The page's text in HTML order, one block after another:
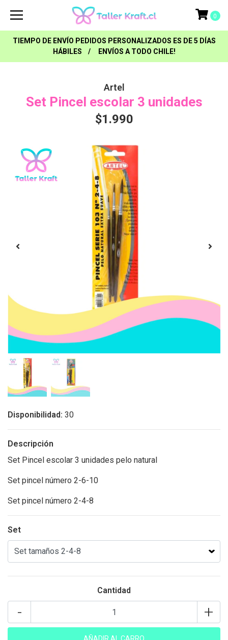
TIEMPO DE ENVÍO PEDIDOS PERSONALIZADOS ES DE 5 DÍAS
HÁBILES / ENVÍOS A TODO CHILE!
0
Artel
Set Pincel escolar 3 unidades
$1.990
Disponibilidad: 30
Descripción
Set Pincel escolar 3 unidades pelo natural
Set pincel número 2-6-10
Set pincel número 2-4-8
Set
Cantidad
+
-